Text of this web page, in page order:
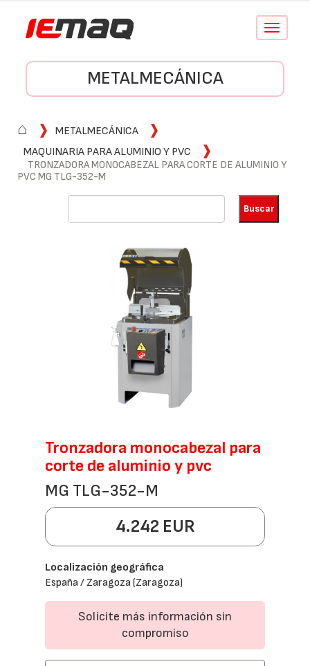
Conmutar
METALMECÁNICA
⌂
METALMECÁNICA
MAQUINARIA PARA ALUMINIO Y PVC
TRONZADORA MONOCABEZAL PARA CORTE DE ALUMINIO Y
PVC MG TLG-352-M
Tronzadora monocabezal para
corte de aluminio y pvc
MG TLG-352-M
4.242 EUR
Localización geográfica
España / Zaragoza (Zaragoza)
Solicite más información sin
compromiso